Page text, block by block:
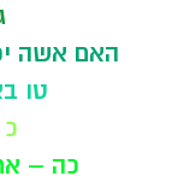
האם אשה
טו
כה –